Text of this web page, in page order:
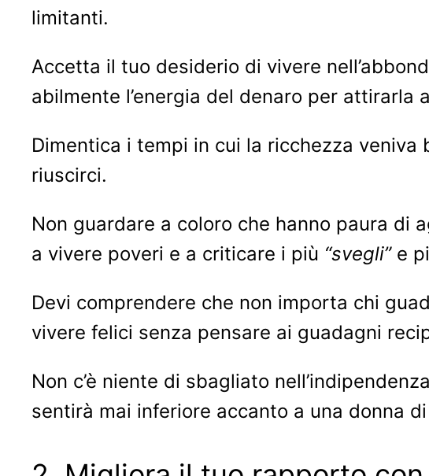
limitanti.
Accetta il tuo desiderio di vivere
abilmente l’energia del denaro per attirarla
Dimentica i tempi in cui la ricchezza veniva
riuscirci.
Non guardare a coloro che hanno paura di
a vivere poveri e a criticare i più “svegli”e
Devi comprendere che non importa chi
vivere felici senza pensare ai guadagni
Non c’è niente di sbagliato
sentirà mai inferiore accanto a una donna